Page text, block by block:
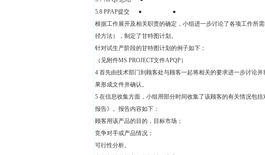
5.8 PPAP提交 ● ●
根据工作展开及相关职责的确定，小组进一步讨论了各项工作所
径方法），制定了甘特图计划。
针对试生产阶段的甘特图计划的例子如下：
（见附件MS PROJECT文件APQP）
4 首先由技术部门到顾客处与顾客一起将相关的要求进一步讨论
果形成文件并确认。
5 在信息收集方面，小组用部分时间收集了该顾客的有关情况包
报告》。报告内容如下：
顾客用该产品的目的，目标市场；
竞争对手或产品情况；
可行性分析。